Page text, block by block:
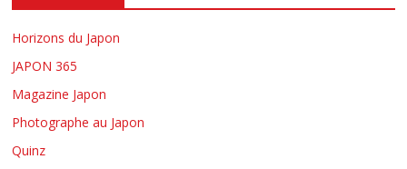
Horizons du Japon
JAPON 365
Magazine Japon
Photographe au Japon
Quinz